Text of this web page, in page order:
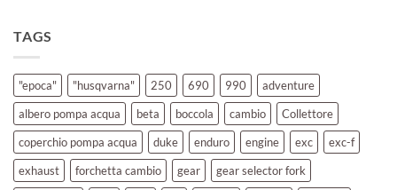
TAGS
"epoca" "husqvarna" 250 690 990
adventure
albero pompa acqua
beta boccola cambio
Collettore
coperchio pompa acqua
duke enduro engine exc
exc-f
exhaust
forchetta cambio gear
gear selector fork